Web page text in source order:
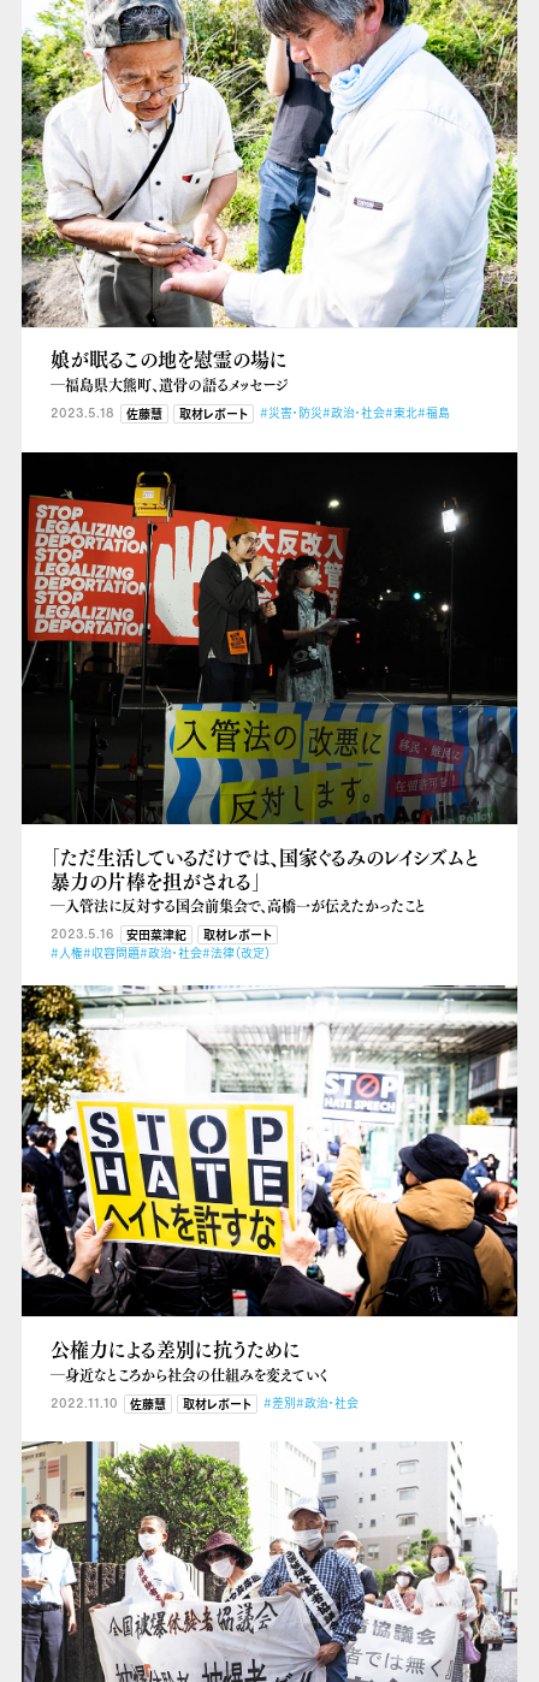
娘が眠るこの地を慰霊の場に
―福島県大熊町、遺骨の語るメッセージ
2023.5.18 佐藤慧 取材レポート #災害・防災#政治・社会#東北#福島
「ただ生活しているだけでは、国家ぐるみのレイシズムと
暴力の片棒を担がされる」
―入管法に反対する国会前集会で、高橋一が伝えたかったこと
2023.5.16 安田菜津紀
取材レポート
#人権#収容問題#政治・社会#法律（改定）
公権力による差別に抗うために
―身近なところから社会の仕組みを変えていく
2022.11.10 佐藤慧 取材レポート #差別#政治・社会